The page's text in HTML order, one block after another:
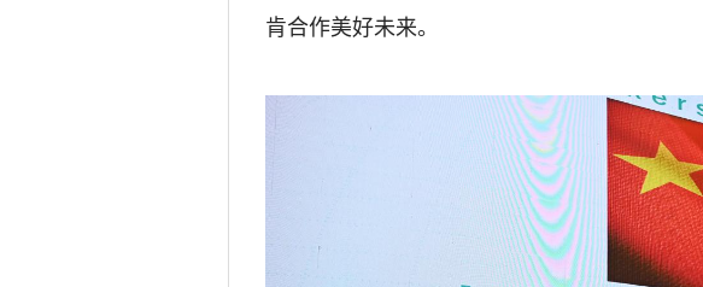
肯合作美好未来。